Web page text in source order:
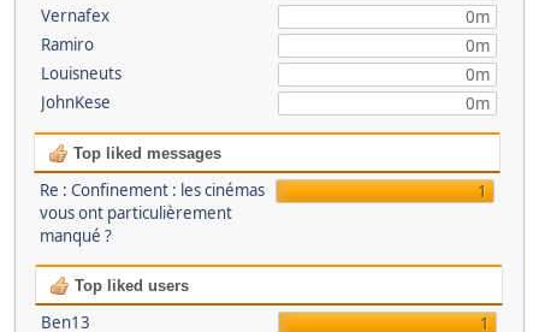
Vernafex
0m
Ramiro
0m
Louisneuts
0m
JohnKese
0m
Top liked messages
Re : Confinement : les cinémas
vous ont particulièrement
manqué ?
1
Top liked users
Ben13 1